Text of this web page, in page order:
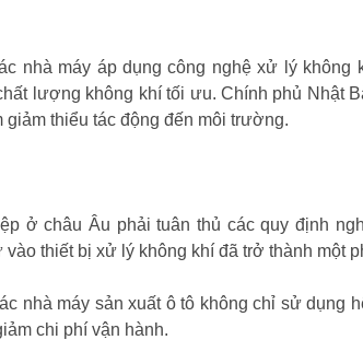
nhà máy áp dụng công nghệ xử lý
lượng không khí tối ưu. Chính phủ Nhật
giảm thiểu tác động đến môi trường.
ở châu Âu phải tuân thủ các quy định
thiết bị xử lý không khí đã trở thành một
nhà máy sản xuất ô tô không chỉ sử dụng
chi phí vận hành.